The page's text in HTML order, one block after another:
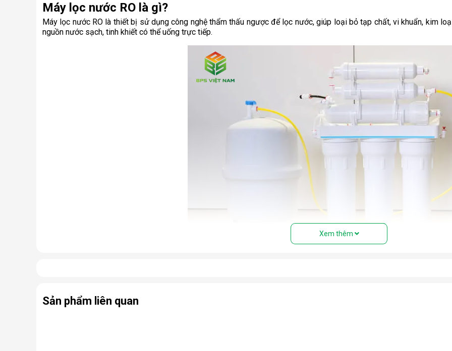
Máy lọc nước RO là gì?
Máy lọc nước RO là thiết bị sử dụng công nghệ thẩm thấu ngược để lọc nước, giúp loại bỏ tạp chất, vi khuẩn, kim
nguồn nước sạch, tinh khiết có thể uống trực tiếp.
Màng lọc RO: Là trái tim của máy. Màng RO có khe lọc cực nhỏ (0.0001 micromet), chỉ cho phép các phân
Xem thêm
Sản phẩm liên quan